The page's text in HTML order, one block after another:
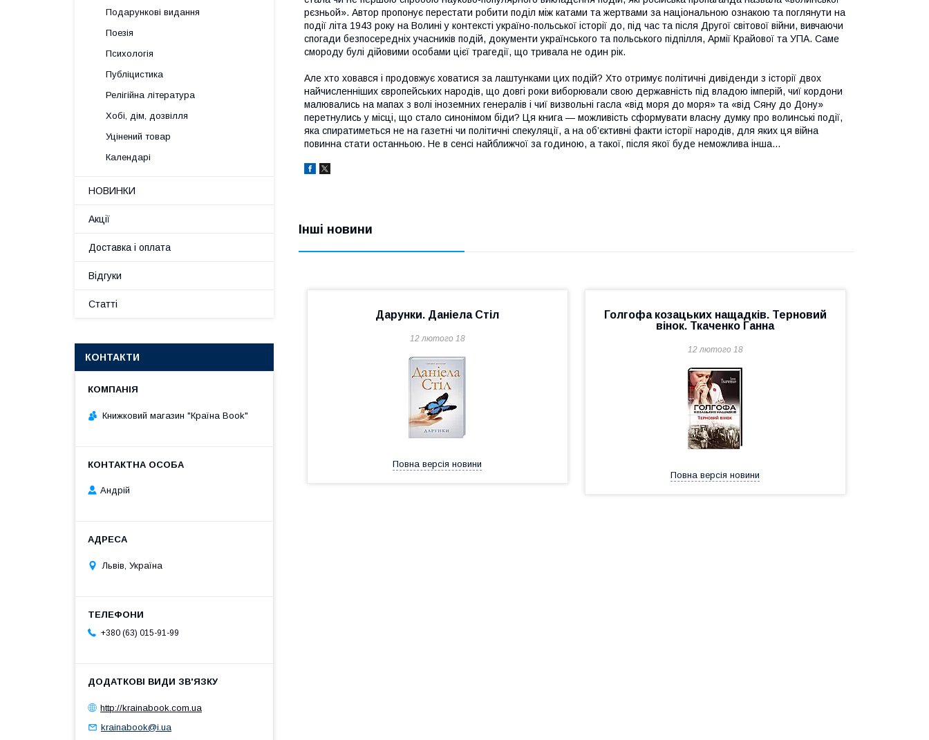
рєзньой». Автор пропонує перестати робити поділ між катами та жертвами за національною ознакою та поглянути на
події літа 1943 року на Волині у контексті україно-польської історії до, під час та після Другої світової війни, вивчаючи
спогади безпосередніх учасників подій, документи українського та польського підпілля, Армії Крайової та УПА. Саме
смороду булі дійовими особами цієї трагедії, що тривала не один рік.
Але хто ховався і продовжує ховатися за лаштунками цих подій? Хто отримує політичні дивіденди з історії двох
найчисленніших європейських народів, що довгі роки виборювали свою державність під владою імперій, чиї кордони
малювались на мапах з волі іноземних генералів і чиї визвольні гасла «від моря до моря» та «від Сяну до Дону»
перетнулись у місці, що стало синонімом біди? Ця книга — можливість сформувати власну думку про волинські події,
яка спиратиметься не на газетні чи політичні спекуляції, а на об’єктивні факти історії народів, для яких ця війна
повинна стати останньою. Не в сенсі найближчої за годиною, а такої, після якої буде неможлива інша...
Інші новини
Дарунки. Даніела Стіл
12 лютого 18
Повна версія новини
Голгофа козацьких нащадків. Терновий
вінок. Ткаченко Ганна
12 лютого 18
Повна версія новини
Подарункові видання
Поезія
Психологія
Публіцистика
Релігійна література
Хобі, дім, дозвілля
Уцінений товар
Календарі
НОВИНКИ
Акції
Доставка і оплата
Відгуки
Статті
КОНТАКТИ
Книжковий магазин "Країна Book"
Андрій
Львів, Україна
+380 (63) 015-91-99
http://krainabook.com.ua
krainabook@i.ua